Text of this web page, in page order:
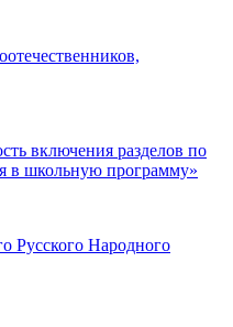
включения разделов по
в школьную программу»
Русского Народного